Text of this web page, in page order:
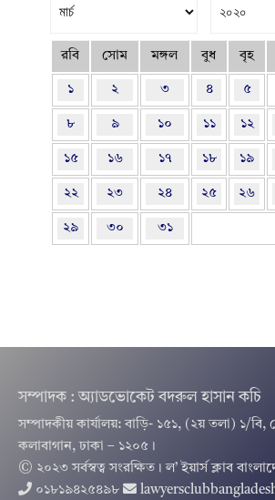
রবি সোম মঙ্গল বুধ বৃহ
১ ২ ৩ ৪ ৫
৮ ৯ ১০ ১১ ১২
১৫ ১৬ ১৭ ১৮ ১৯
২২ ২৩ ২৪ ২৫ ২৬
২৯ ৩০ ৩১
সম্পাদক : অ্যাডভোকেট বদরুল হাসান কচি
সম্পাদকীয় কার্যালয়: বাড়ি- ১৫১, (২য় তলা) ১/বি,
কলাবাগান, ঢাকা – ১২০৫।
© ২০২৩ সর্বস্বত্ব সংরক্ষিত । ল’ ইয়ার্স ক্লাব
০১৮১৯৪২৫৪৯৮